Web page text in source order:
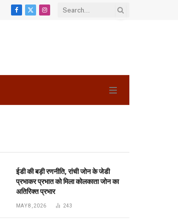
Facebook
X
Instagram
ईडी की बड़ी रणनीति, रांची जोन के जेडी
प्रभाकर प्रभात को मिला कोलकाता जोन का
अतिरिक्त प्रभार
MAY 8, 2026 243